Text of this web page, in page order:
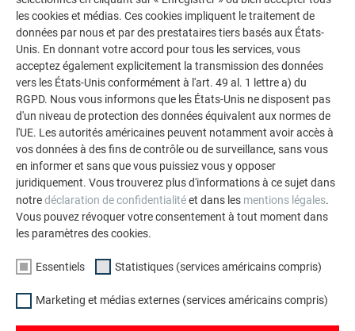
atteindre des rendements suffisants.Cela vous rapproche un
peu plus de l’indépendance énergétique.
Vous pouvez, vous aussi vousaffranchir de la hausse des
prix de l'énergie et des combustibles fossiles, en choisissant
la solution la mieux adaptée à vos besoins parmi nos
produits ! Que vous souhaitiez construire un nouveau
bâtiment, rénover votre toiture ou rénover une installation
photovoltaïque, il y en a pour tous les goûts :
les cookies et médias. Ces cookies impliquent le traitement de
données par nous et par des prestataires tiers basés aux États-
Unis. En donnant votre accord pour tous les services, vous
acceptez également explicitement la transmission des données
vers les États-Unis conformément à l'art. 49 al. 1 lettre a) du
RGPD. Nous vous informons que les États-Unis ne disposent pas
d'un niveau de protection des données équivalent aux normes de
l'UE. Les autorités américaines peuvent notamment avoir accès à
vos données à des fins de contrôle ou de surveillance, sans vous
en informer et sans que vous puissiez vous y opposer
juridiquement. Vous trouverez plus d'informations à ce sujet dans
notredéclaration de confidentialitéet dans les mentions légales.
Vous pouvez révoquer votre consentement à tout moment dans
les paramètres des cookies.
Essentiels Statistiques (services américains compris)
Marketing et médias externes (services américains compris)